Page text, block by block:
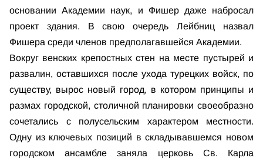
основании Академии наук, и Фишер даже набросал
проект здания. В свою очередь Лейбниц назвал
Фишера среди членов предполагавшейся Академии.
Вокруг венских крепостных стен на месте пустырей и
развалин, оставшихся после ухода турецких войск, по
существу, вырос новый город, в котором принципы и
размах городской, столичной планировки своеобразно
сочетались с полусельским характером местности.
Одну из ключевых позиций в складывавшемся новом
городском ансамбле заняла церковь Св. Карла